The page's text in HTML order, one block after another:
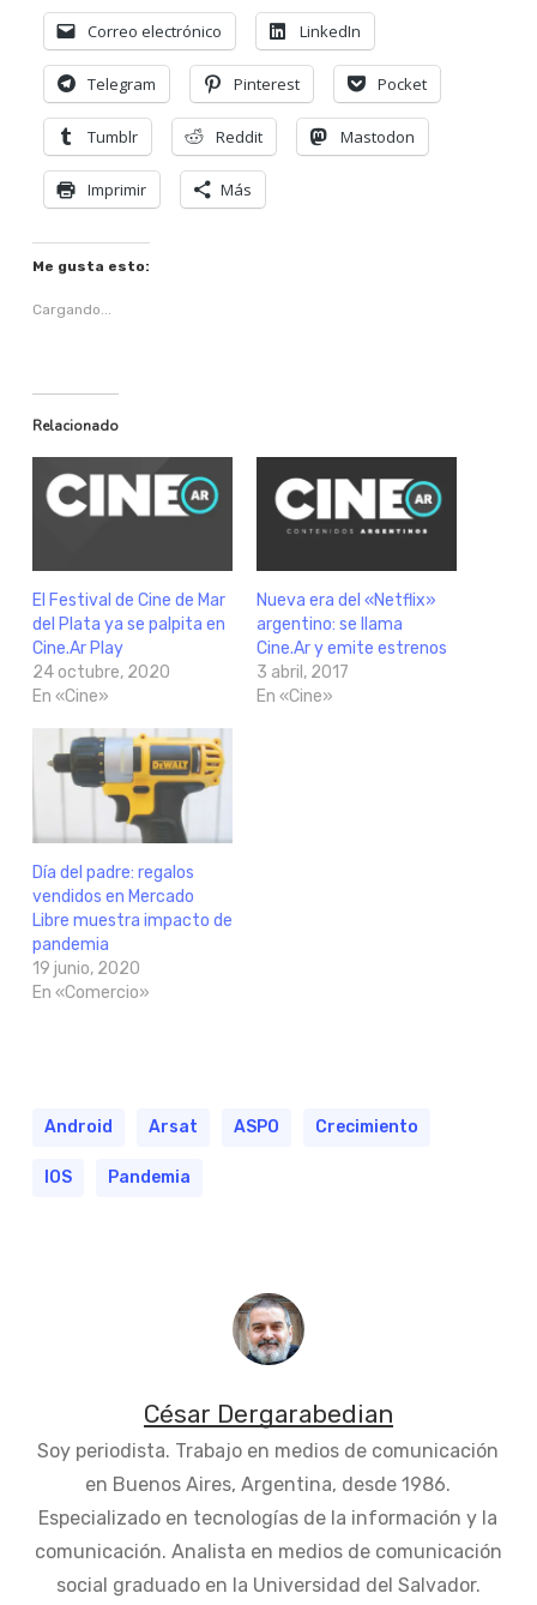
Correo electrónico LinkedIn
Telegram Pinterest Pocket
Tumblr Reddit Mastodon
Imprimir Más
Me gusta esto:
Cargando...
Relacionado
El Festival de Cine de Mar
del Plata ya se palpita en
Cine.Ar Play
24 octubre, 2020
En «Cine»
Nueva era del «Netflix»
argentino: se llama
Cine.Ar y emite estrenos
3 abril, 2017
En «Cine»
Día del padre: regalos
vendidos en Mercado
Libre muestra impacto de
pandemia
19 junio, 2020
En «Comercio»
Android Arsat ASPO Crecimiento
IOS Pandemia
César Dergarabedian
Soy periodista. Trabajo en medios de comunicación
en Buenos Aires, Argentina, desde 1986.
Especializado en tecnologías de la información y la
comunicación. Analista en medios de comunicación
social graduado en la Universidad del Salvador.